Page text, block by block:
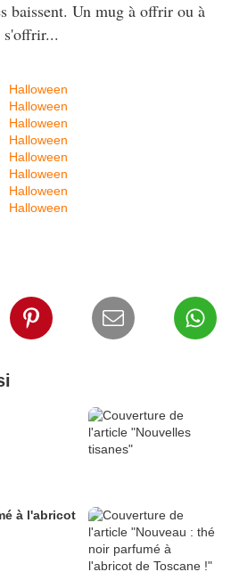
baissent. Un mug à offrir ou à
s'offrir...
à l'abricot